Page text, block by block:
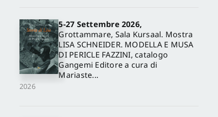
2026
5-27 Settembre 2026,
Grottammare, Sala Kursaal. Mostra
LISA SCHNEIDER. MODELLA E MUSA
DI PERICLE FAZZINI, catalogo
Gangemi Editore a cura di
Mariaste...